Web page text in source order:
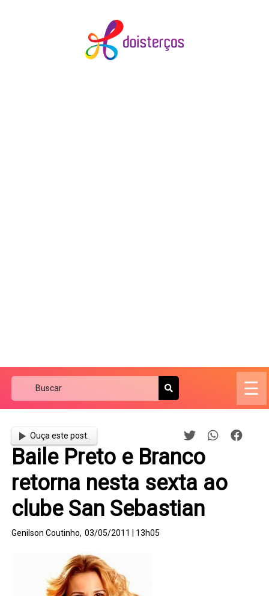
☰
Ouça este post.
Baile Preto e Branco
retorna nesta sexta ao
clube San Sebastian
Genilson Coutinho, 03/05/2011 | 13h05